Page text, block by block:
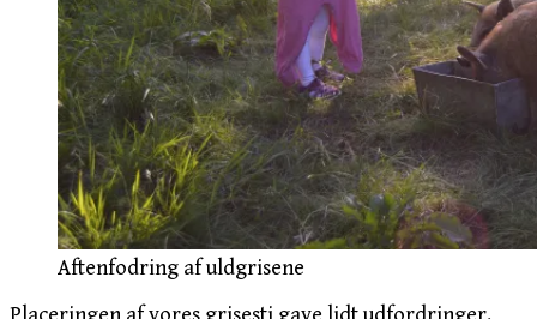
Aftenfodring af uldgrisene